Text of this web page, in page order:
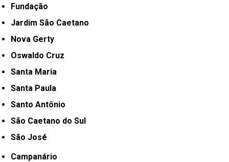
Fundação
Jardim São Caetano
Nova Gerty
Oswaldo Cruz
Santa Maria
Santa Paula
Santo Antônio
São Caetano do Sul
São José
Campanário